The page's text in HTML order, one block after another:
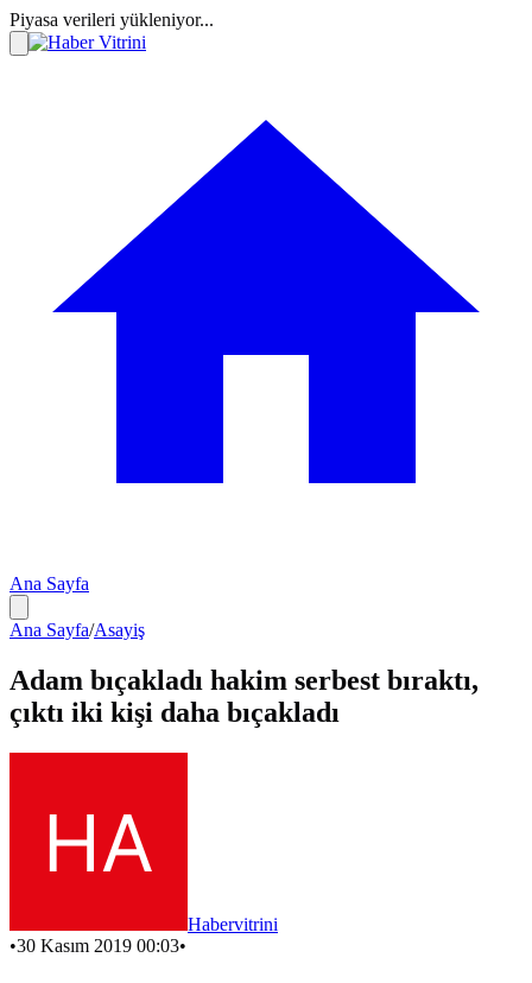
Piyasa verileri yükleniyor...
Ana Sayfa
Ana Sayfa/Asayiş
Adam bıçakladı hakim serbest bıraktı,
çıktı iki kişi daha bıçakladı
Habervitrini
•30 Kasım 2019 00:03•